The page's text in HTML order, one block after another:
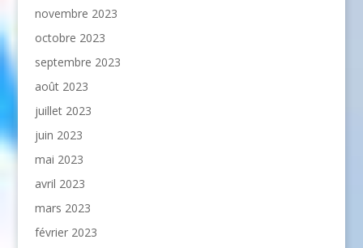
novembre 2023
octobre 2023
septembre 2023
août 2023
juillet 2023
juin 2023
mai 2023
avril 2023
mars 2023
février 2023